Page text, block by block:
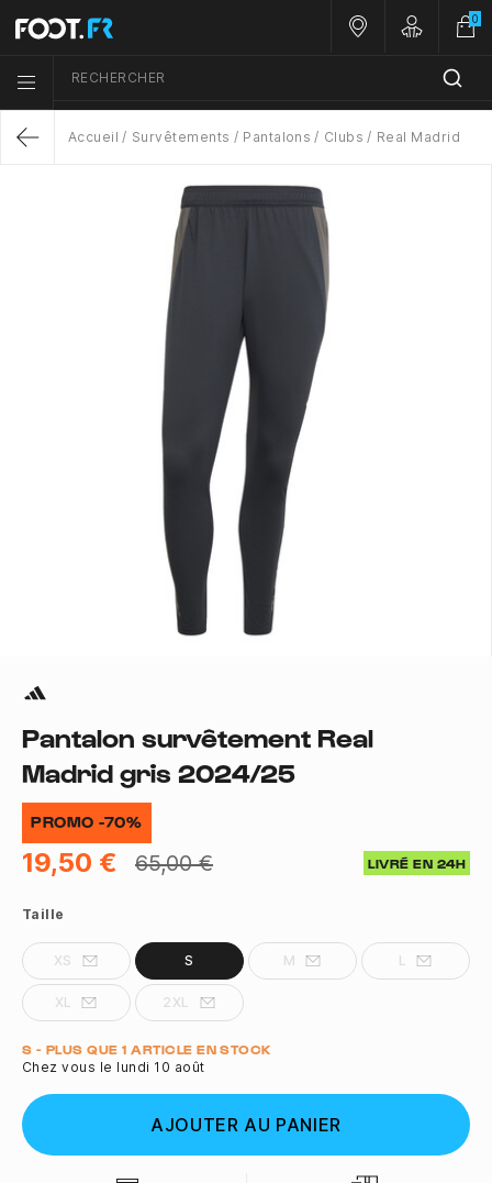
Menu list icon
RECHERCHER
Nos magasins
Customer
0
Accueil Survêtements Pantalons Clubs Real Madrid
Pantalon survêtement Real
Madrid gris 2024/25
PROMO -70%
19,50 € 65,00 € LIVRÉ EN 24H
Taille
XS S M L
XL 2XL
Quantité
S - PLUS QUE 1 ARTICLE EN STOCK
Chez vous le lundi 10 août
AJOUTER AU PANIER